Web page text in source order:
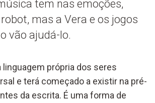
tem nas emoções,
mas a Vera e os jogos
vão ajudá-lo.
linguagem própria dos seres
e terá começado a existir na pré-
da escrita. É uma forma de